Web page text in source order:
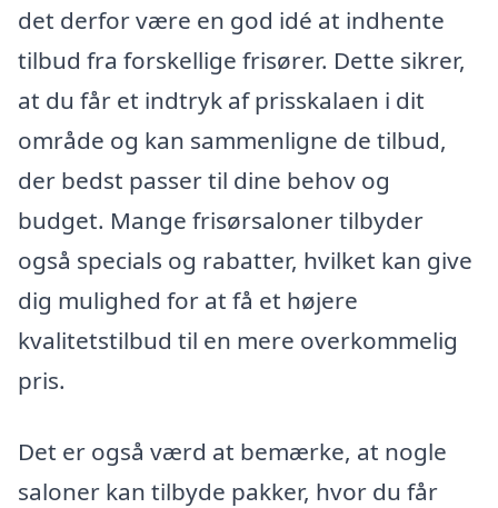
det derfor være en god idé at indhente
tilbud fra forskellige frisører. Dette sikrer,
at du får et indtryk af prisskalaen i dit
område og kan sammenligne de tilbud,
der bedst passer til dine behov og
budget. Mange frisørsaloner tilbyder
også specials og rabatter, hvilket kan give
dig mulighed for at få et højere
kvalitetstilbud til en mere overkommelig
pris.
Det er også værd at bemærke, at nogle
saloner kan tilbyde pakker, hvor du får